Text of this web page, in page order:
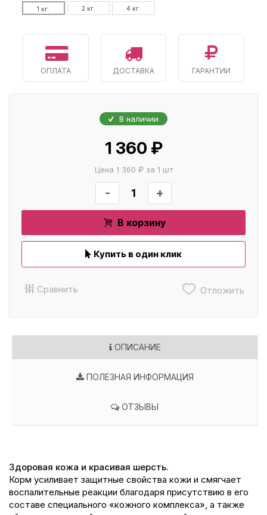
1 кг. 2 кг. 4 кг.
ОПЛАТА ДОСТАВКА ГАРАНТИИ
В наличии
1 360 ₽
Цена 1 360 ₽ за 1 шт
- +
В корзину
Купить в один клик
Сравнить Отложить
ОПИСАНИЕ
ПОЛЕЗНАЯ ИНФОРМАЦИЯ
ОТЗЫВЫ
Здоровая кожа и красивая шерсть.
Корм усиливает защитные свойства кожи и смягчает
воспалительные реакции благодаря присутствию в его
составе специального «кожного комплекса», а также